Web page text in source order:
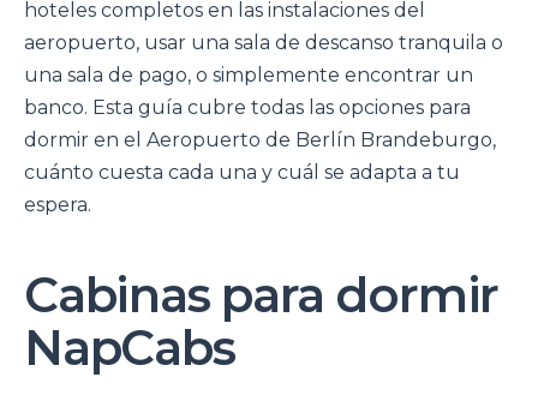
hoteles completos en las instalaciones del
aeropuerto, usar una sala de descanso tranquila o
una sala de pago, o simplemente encontrar un
banco. Esta guía cubre todas las opciones para
dormir en el Aeropuerto de Berlín Brandeburgo,
cuánto cuesta cada una y cuál se adapta a tu
espera.
Cabinas para dormir
NapCabs